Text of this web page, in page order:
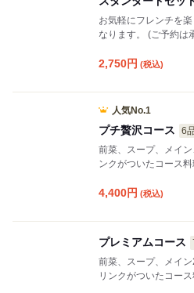
お気軽にフレンチを
なります。 (ご予約は承っておりません。当日ご来店さ
2,750円 (税込)
人気No.1
プチ贅沢コース
6
前菜、スープ、メイ
ンクがついたコース料
4,400円 (税込)
プレミアムコース
前菜、スープ、メイ
リンクがついたコース